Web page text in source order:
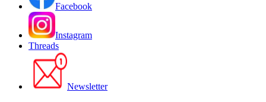
Facebook
Instagram
Threads
Newsletter